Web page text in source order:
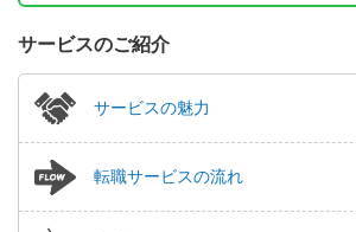
サービスのご紹介
サービスの魅力
転職サービスの流れ